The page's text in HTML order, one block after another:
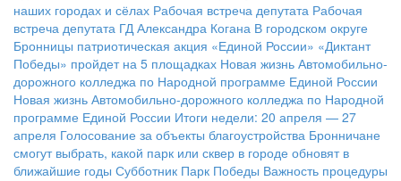
наших городах и сёлах Рабочая встреча депутата Рабочая
встреча депутата ГД Александра Когана В городском округе
Бронницы патриотическая акция «Единой России» «Диктант
Победы» пройдет на 5 площадках Новая жизнь Автомобильно-
дорожного колледжа по Народной программе Единой России
Новая жизнь Автомобильно-дорожного колледжа по Народной
программе Единой России Итоги недели: 20 апреля — 27
апреля Голосование за объекты благоустройства Бронничане
смогут выбрать, какой парк или сквер в городе обновят в
ближайшие годы Субботник Парк Победы Важность процедуры